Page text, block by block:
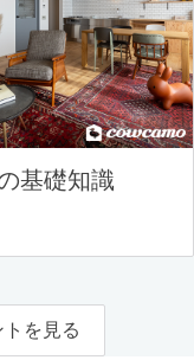
基礎知識
を見る